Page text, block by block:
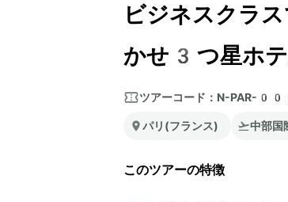
ビジネスクラ
かせ3つ星ホテ
ツアーコード： N-PAR-
パリ(フランス) 中部国
このツアーの特徴